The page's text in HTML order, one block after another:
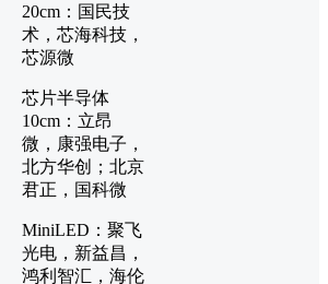
20cm：国民技
术，芯海科技，
芯源微
芯片半导体
10cm：立昂
微，康强电子，
北方华创；北京
君正，国科微
MiniLED：聚飞
光电，新益昌，
鸿利智汇，海伦